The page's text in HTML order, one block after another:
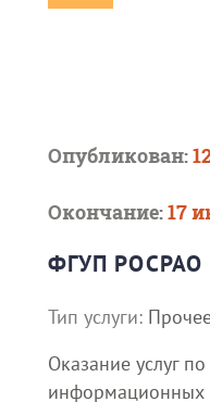
Опубликован:
Окончание:17
ФГУП РОСРАО
Тип услуги:
Оказание услуг
информационных